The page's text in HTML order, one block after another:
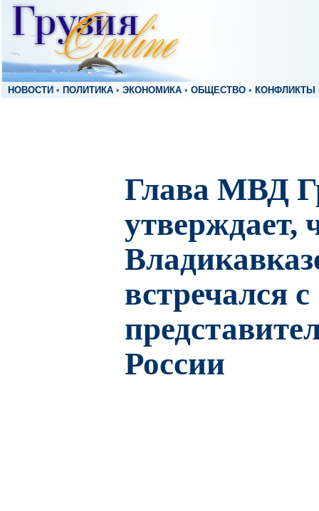
НОВОСТИ • ПОЛИТИКА • ЭКОНОМИКА • ОБЩЕСТВО • КОНФЛИКТЫ
Глава МВД
утверждает,
встречался с
России